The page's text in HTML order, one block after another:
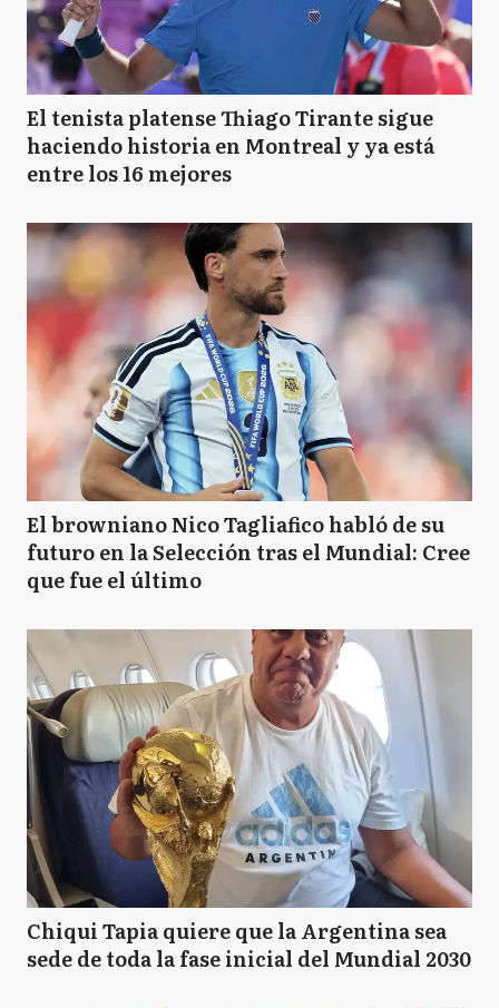
El tenista platense Thiago Tirante sigue
haciendo historia en Montreal y ya está
entre los 16 mejores
El browniano Nico Tagliafico habló de su
futuro en la Selección tras el Mundial: Cree
que fue el último
Chiqui Tapia quiere que la Argentina sea
sede de toda la fase inicial del Mundial 2030